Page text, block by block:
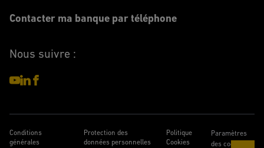
Contacter ma banque par téléphone
Nous suivre :
Conditions
générales
Protection des
données personnelles
Politique
Cookies
Paramètres
des cookies